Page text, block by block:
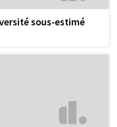
sous-estimé